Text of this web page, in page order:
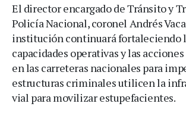
El director encargado de Tránsito y
Policía Nacional, coronel Andrés
institución continuará fortaleciendo
capacidades operativas y las
en las carreteras nacionales para
estructuras criminales utilicen la
vial para movilizar estupefacientes.